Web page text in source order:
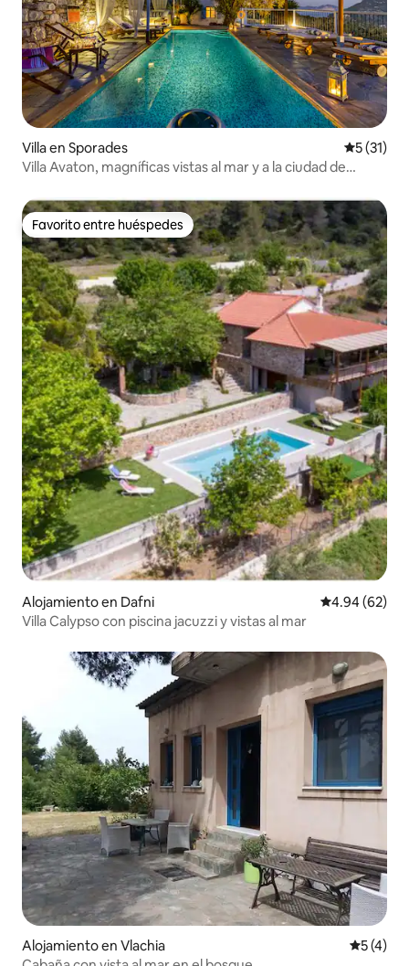
Villa en Sporades
5 (31)
Villa Avaton, magníficas vistas al mar y a la ciudad de
Favorito entre huéspedes
Favorito entre huéspedes
Alojamiento en Dafni Calificación
4.94 (62)
Villa Calypso con piscina jacuzzi y vistas al mar
Alojamiento en Vlachia
5 (4)